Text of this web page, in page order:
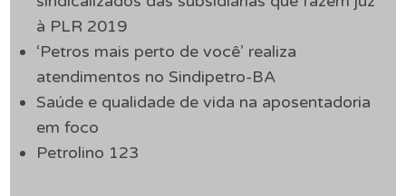
à PLR 2019
‘Petros mais perto de você’ realiza
atendimentos no Sindipetro-BA
Saúde e qualidade de vida na aposentadoria
em foco
Petrolino 123